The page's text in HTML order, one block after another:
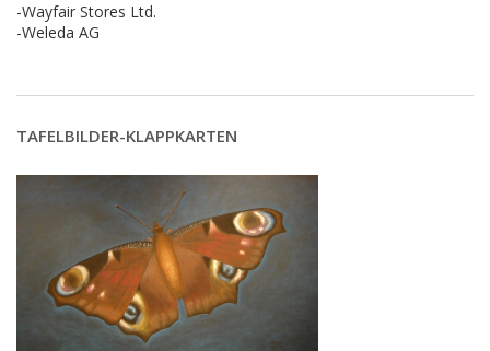
-Wayfair Stores Ltd.
-Weleda AG
TAFELBILDER-KLAPPKARTEN